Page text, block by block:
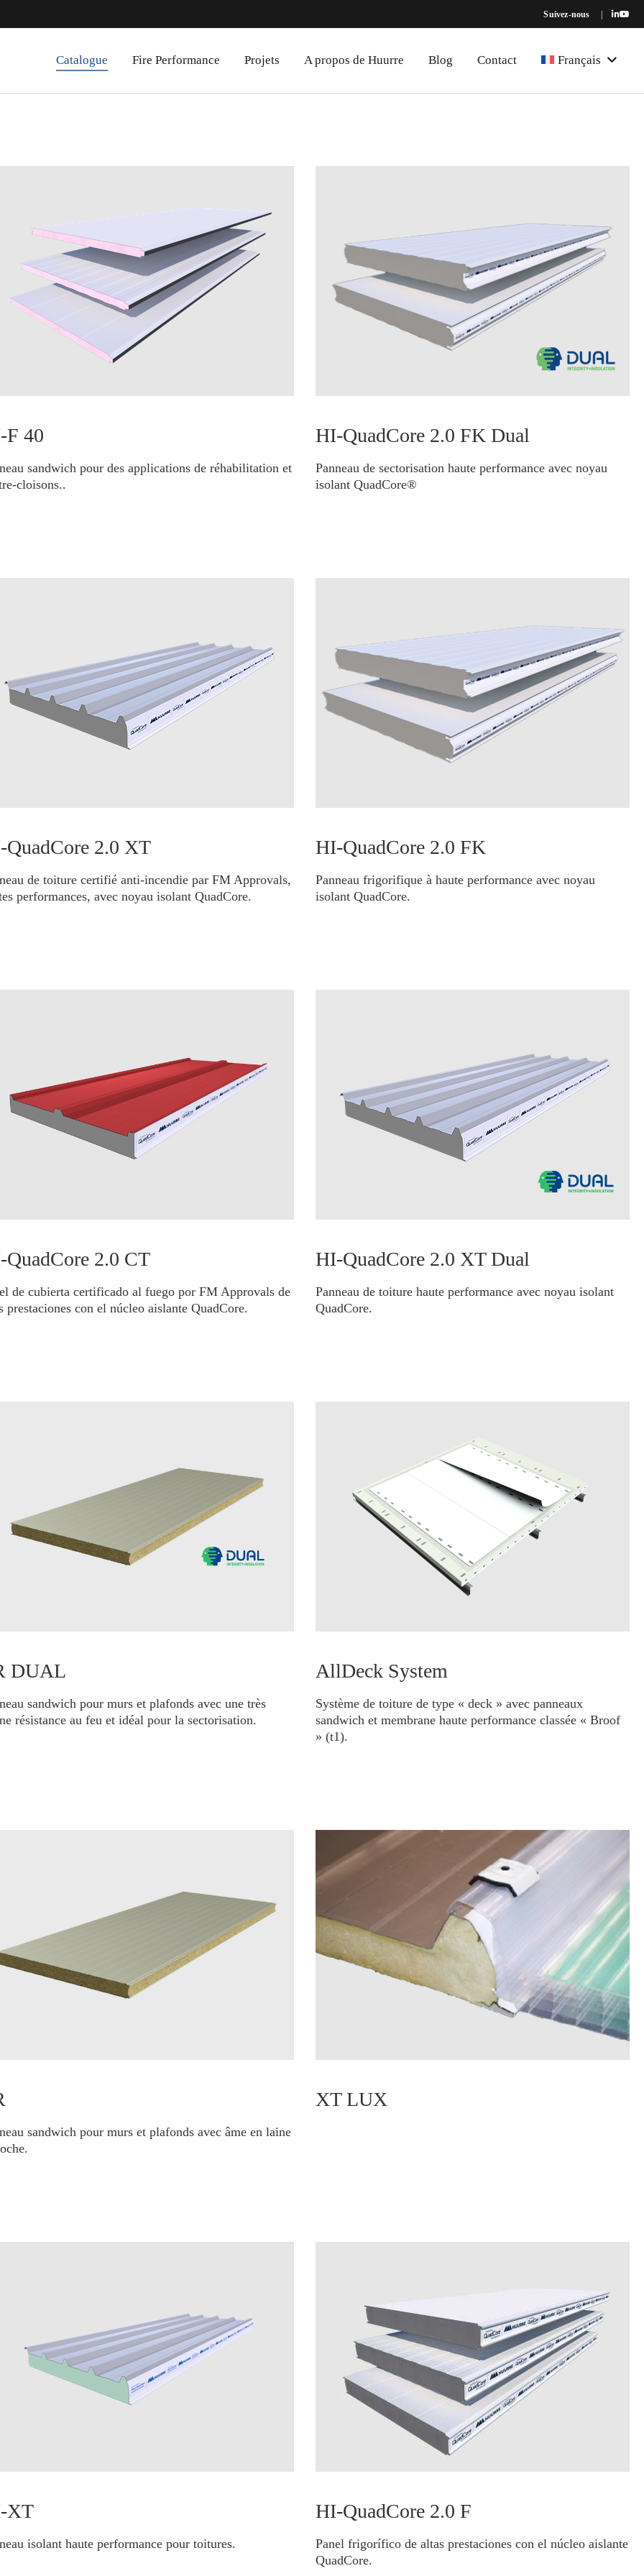
Suivez-nous |
Catalogue Fire Performance Projets A propos de Huurre Blog Contact Français
F 40
sandwich pour des applications de réhabilitation et
cloisons..
HI-QuadCore 2.0 FK Dual
Panneau de sectorisation haute performance avec noyau
isolant QuadCore®
QuadCore 2.0 XT
de toiture certifié anti-incendie par FM Approvals,
performances, avec noyau isolant QuadCore.
HI-QuadCore 2.0 FK
Panneau frigorifique à haute performance avec noyau
isolant QuadCore.
QuadCore 2.0 CT
de cubierta certificado al fuego por FM Approvals de
prestaciones con el núcleo aislante QuadCore.
HI-QuadCore 2.0 XT Dual
Panneau de toiture haute performance avec noyau isolant
QuadCore.
DUAL
sandwich pour murs et plafonds avec une très
résistance au feu et idéal pour la sectorisation.
AllDeck System
Système de toiture de type « deck » avec panneaux
sandwich et membrane haute performance classée « Broof
» (t1).
sandwich pour murs et plafonds avec âme en laine
XT LUX
XT
isolant haute performance pour toitures.
HI-QuadCore 2.0 F
Panel frigorífico de altas prestaciones con el núcleo aislante
QuadCore.